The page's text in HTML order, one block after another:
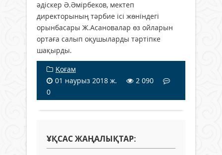
әдіскер Ә.Әмірбеков, мектеп
директорының тәрбие ісі жөніндегі
орынбасары Ж.Асановалар өз ойларын
ортаға салып оқушыларды тәртіпке
шақырды.
Қоғам
01 наурыз 2018 ж.
2 090
0
ҰҚСАС ЖАҢАЛЫҚТАР: